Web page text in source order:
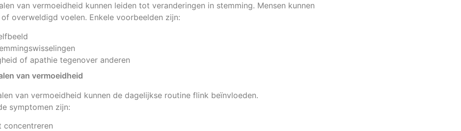
van vermoeidheid kunnen leiden tot veranderingen in stemming. Mensen kunnen
overweldigd voelen. Enkele voorbeelden zijn:
of apathie tegenover anderen
van vermoeidheid
van vermoeidheid kunnen de dagelijkse routine flink beïnvloeden.
symptomen zijn:
concentreren